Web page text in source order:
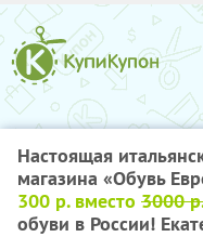
Настоящая
магазина «Обувь
300 р. вместо 3000 р.
обуви в России!